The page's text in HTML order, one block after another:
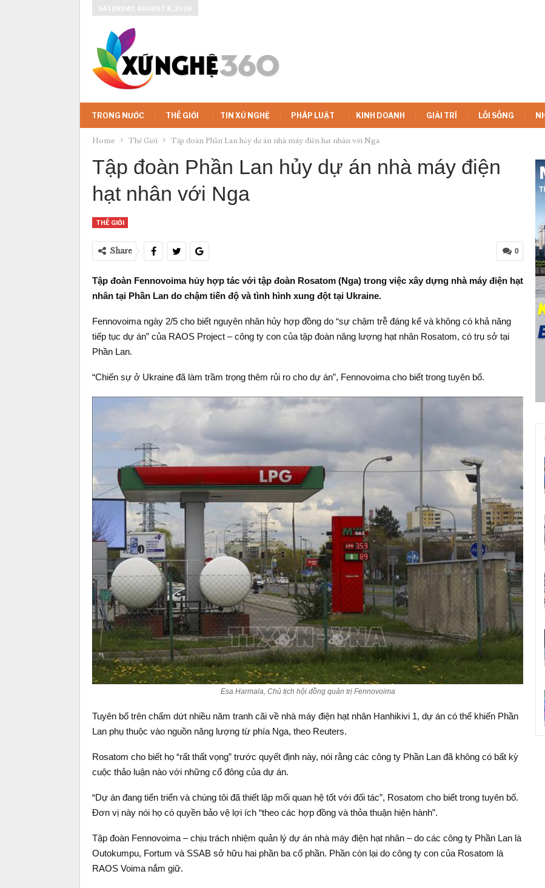
SATURDAY, AUGUST 8, 2026
TRONG NƯỚC THẾ GIỚI TIN XỨ NGHỆ PHÁP LUẬT KINH DOANH GIẢI TRÍ LỐI SỐNG
Home Thế Giới Tập đoàn Phần Lan hủy dự án nhà máy điện hạt nhân với Nga
Tập đoàn Phần Lan hủy dự án nhà máy điện
hạt nhân với Nga
THẾ GIỚI
0
Share
Tập đoàn Fennovoima hủy hợp tác với tập đoàn Rosatom (Nga) trong việc xây dựng nhà máy điện hạt
nhân tại Phần Lan do chậm tiến độ và tình hình xung đột tại Ukraine.
Fennovoima ngày 2/5 cho biết nguyên nhân hủy hợp đồng do “sự chậm trễ đáng kể và không có khả năng
tiếp tục dự án” của RAOS Project – công ty con của tập đoàn năng lượng hạt nhân Rosatom, có trụ sở tại
Phần Lan.
“Chiến sự ở Ukraine đã làm trầm trọng thêm rủi ro cho dự án”, Fennovoima cho biết trong tuyên bố.
Esa Harmala, Chủ tịch hội đồng quản trị Fennovoima
Tuyên bố trên chấm dứt nhiều năm tranh cãi về nhà máy điện hạt nhân Hanhikivi 1, dự án có thể khiến Phần
Lan phụ thuộc vào nguồn năng lượng từ phía Nga, theo Reuters.
Rosatom cho biết họ “rất thất vọng” trước quyết định này, nói rằng các công ty Phần Lan đã không có bất kỳ
cuộc thảo luận nào với những cổ đông của dự án.
“Dự án đang tiến triển và chúng tôi đã thiết lập mối quan hệ tốt với đối tác”, Rosatom cho biết trong tuyên bố.
Đơn vị này nói họ có quyền bảo vệ lợi ích “theo các hợp đồng và thỏa thuận hiện hành”.
Tập đoàn Fennovoima – chịu trách nhiệm quản lý dự án nhà máy điện hạt nhân – do các công ty Phần Lan là
Outokumpu, Fortum và SSAB sở hữu hai phần ba cổ phần. Phần còn lại do công ty con của Rosatom là
RAOS Voima nắm giữ.